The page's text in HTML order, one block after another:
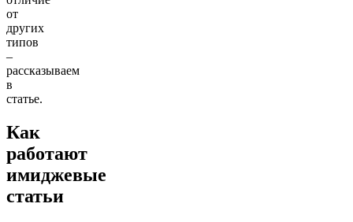
от
других
типов
–
рассказываем
в
статье.
Как
работают
имиджевые
статьи